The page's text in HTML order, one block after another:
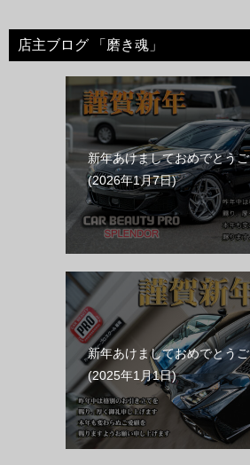
店主ブログ 「磨き魂」
新年あけましておめでとう
2026年1月7日
新年あけましておめでとう
2025年1月1日